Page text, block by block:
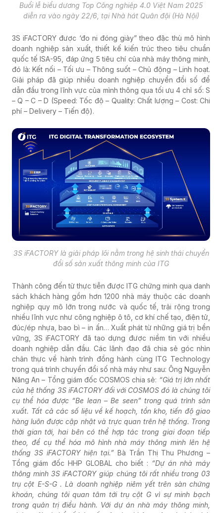
Buổi lễ biểu dương Top Công nghiệp 4.0 Việt Nam 2025
diễn ra vào ngày 22/6, tại Nhà hát Quân đội (Hà Nội)
3S iFACTORY được ‘đo ni đóng giày” theo đặc thù mô hình
doanh nghiệp sản xuất, thiết kế kiến trúc theo tiêu chuẩn
quốc tế ISA-95, đáp ứng 5 tiêu chí của nhà máy thông minh,
đó là: Kết nối – Tối ưu – Thông suốt – Chủ động – Linh hoạt.
Giải pháp đã giúp nhiều doanh nghiệp chuyển đổi số để
dẫn đầu trong lĩnh vực của mình thông qua tối ưu 4 chỉ số: S
– Q – C – D (Speed: Tốc độ – Quality: Chất lượng – Cost: Chi
phí – Delivery – Tiến độ).
3S iFACTORY là giải pháp lõi nằm trong hệ sinh thái chuyển
đổi số sản xuất thông minh của ITG
Thành công đến từ thực tiễn được ITG chứng minh qua danh
sách khách hàng gồm hơn 1200 nhà máy thuộc các doanh
nghiệp quy mô lớn trong nước và quốc tế, trải rộng trong
nhiều lĩnh vực như công nghiệp ô tô, cơ khí chế tạo, điện tử,
đúc/ép nhựa, bao bì – in ấn… Xuất phát từ những giá trị bền
vững, 3S iFACTORY đã tạo dựng được niềm tin với nhiều
doanh nghiệp dẫn đầu. Các lãnh đạo đã chia sẻ góc nhìn
chân thực về hành trình đồng hành cùng ITG Technology
trong quá trình chuyển đổi số nhà máy như sau: Ông Nguyễn
Năng An – Tổng giám đốc COSMOS chia sẻ: “Giá trị lớn nhất
của hệ thống 3S iFACTORY đối với COSMOS đó là chúng tôi
cụ thể hóa được “Be lean – Be seen” trong quá trình sản
xuất. Tất cả các số liệu về kế hoạch, tồn kho, tiến độ giao
hàng luôn được cập nhật và trực quan trên hệ thống. Trong
thời gian tới, hai bên có thể hợp tác trong giai đoạn tiếp
theo, để cụ thể hóa mô hình nhà máy thông minh lên hệ
thống 3S iFACTORY hiện tại.” Bà Trần Thị Thu Phương –
Tổng giám đốc HHP GLOBAL cho biết : “Dự án nhà máy
thông minh 3S iFACTORY giúp chúng tôi rất nhiều trong 03
trụ cột E-S-G . Là doanh nghiệp niêm yết trên sàn chứng
khoán, chúng tôi quan tâm tới trụ cột G vì sự minh bạch
trong quản trị điều hành. Với dự án nhà máy thông minh,